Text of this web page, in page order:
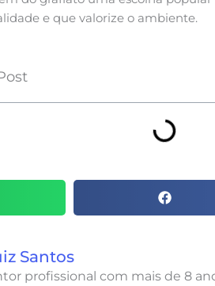
e que valorize o ambiente.
Santos
profissional com mais de 8